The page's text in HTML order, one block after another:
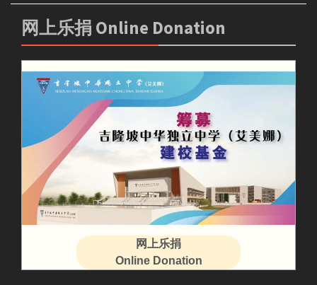
网上乐捐 Online Donation
网上乐捐
Online Donation